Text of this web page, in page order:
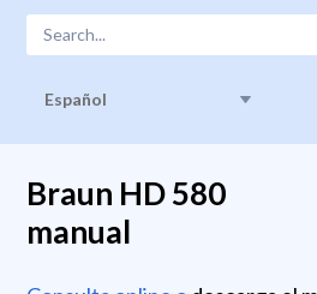
Español
Braun HD 580
manual